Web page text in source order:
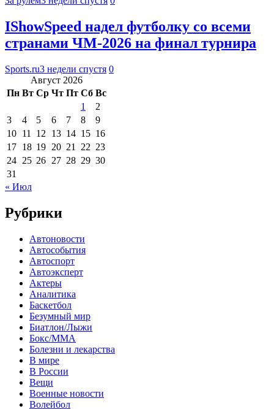
IShowSpeed надел футболку со всеми
странами ЧМ-2026 на финал турнира
Sports.ru3 недели спустя 0
Август 2026
Пн Вт Ср Чт Пт Сб Вс
1
2
3
4 5 6 7 8
9
10 11 12 13 14 15 16
17 18 19 20 21 22 23
24 25 26 27 28 29 30
31
« Июл
Рубрики
Автоновости
Автособытия
Автоспорт
Автоэксперт
Актеры
Аналитика
Баскетбол
Безумный мир
Биатлон/Лыжи
Бокс/MMA
Болезни и лекарства
В мире
В России
Вещи
Военные новости
Волейбол